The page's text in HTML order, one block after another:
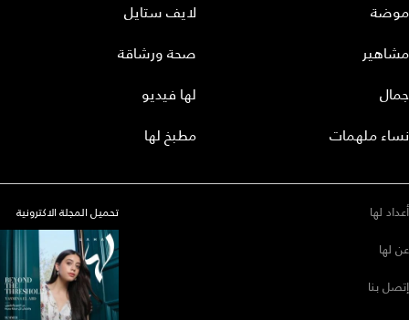
موضة
مشاهير
جمال
نساء ملهمات
لايف ستايل
صحة ورشاقة
لها فيديو
مطبخ لها
أعداد لها
عن لها
إتصل بنا
تحميل المجلة الاكترونية